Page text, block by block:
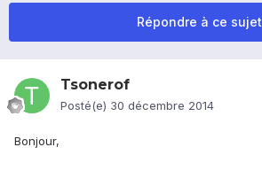
Répondre à ce sujet
Tsonerof
Posté(e) 30 décembre 2014
Bonjour,